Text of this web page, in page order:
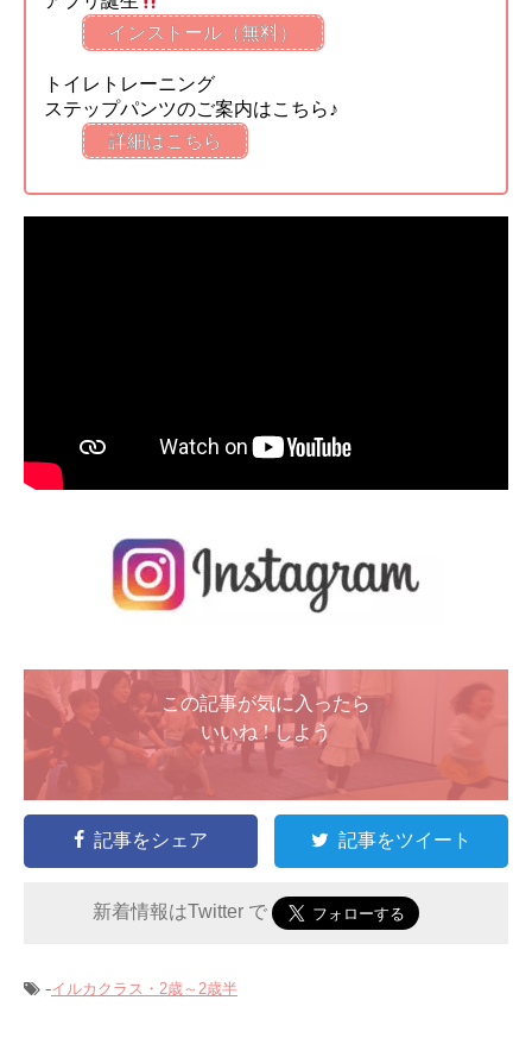
インストール（無料）
トイレトレーニング
ステップパンツのご案内はこちら♪
詳細はこちら
この記事が気に入ったら
いいね ! しよう
記事をシェア 記事をツイート
新着情報はTwitter で
-イルカクラス・2歳～2歳半